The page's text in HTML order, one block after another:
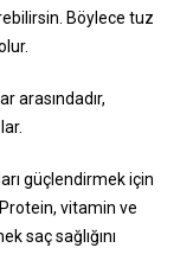
Böylece tuz
arasındadır,
güçlendirmek için
vitamin ve
saç sağlığını